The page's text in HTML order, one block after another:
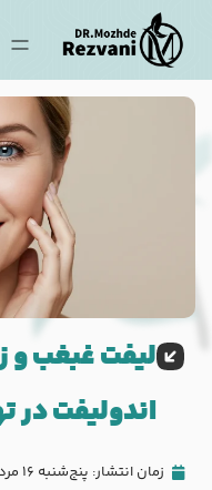
لیفت غبغب و
اندولیفت در
زمان انتشار: پنج‌شنبه 16 مرداد 1404